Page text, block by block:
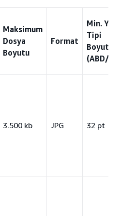
Maksimum
Dosya
Boyutu
Format
Min. Yazı
Tipi
Boyutu
(ABD/
3.500 kb JPG 32 pt